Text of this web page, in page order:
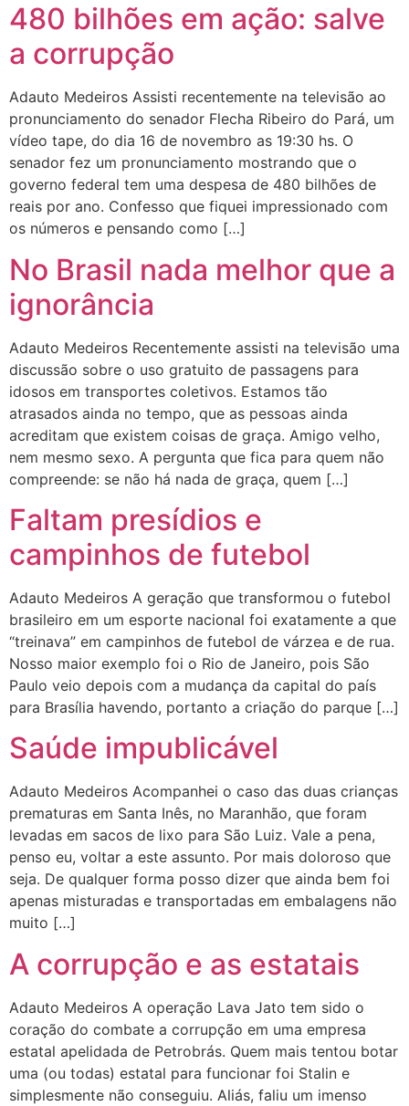
480 bilhões em ação: salve
a corrupção
Adauto Medeiros Assisti recentemente na televisão ao
pronunciamento do senador Flecha Ribeiro do Pará, um
vídeo tape, do dia 16 de novembro as 19:30 hs. O
senador fez um pronunciamento mostrando que o
governo federal tem uma despesa de 480 bilhões de
reais por ano. Confesso que fiquei impressionado com
os números e pensando como […]
No Brasil nada melhor que a
ignorância
Adauto Medeiros Recentemente assisti na televisão uma
discussão sobre o uso gratuito de passagens para
idosos em transportes coletivos. Estamos tão
atrasados ainda no tempo, que as pessoas ainda
acreditam que existem coisas de graça. Amigo velho,
nem mesmo sexo. A pergunta que fica para quem não
compreende: se não há nada de graça, quem […]
Faltam presídios e
campinhos de futebol
Adauto Medeiros A geração que transformou o futebol
brasileiro em um esporte nacional foi exatamente a que
“treinava” em campinhos de futebol de várzea e de rua.
Nosso maior exemplo foi o Rio de Janeiro, pois São
Paulo veio depois com a mudança da capital do país
para Brasília havendo, portanto a criação do parque […]
Saúde impublicável
Adauto Medeiros Acompanhei o caso das duas crianças
prematuras em Santa Inês, no Maranhão, que foram
levadas em sacos de lixo para São Luiz. Vale a pena,
penso eu, voltar a este assunto. Por mais doloroso que
seja. De qualquer forma posso dizer que ainda bem foi
apenas misturadas e transportadas em embalagens não
muito […]
A corrupção e as estatais
Adauto Medeiros A operação Lava Jato tem sido o
coração do combate a corrupção em uma empresa
estatal apelidada de Petrobrás. Quem mais tentou botar
uma (ou todas) estatal para funcionar foi Stalin e
simplesmente não conseguiu. Aliás, faliu um imenso